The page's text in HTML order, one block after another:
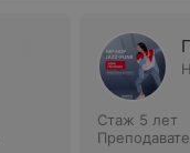
Стаж 5 лет